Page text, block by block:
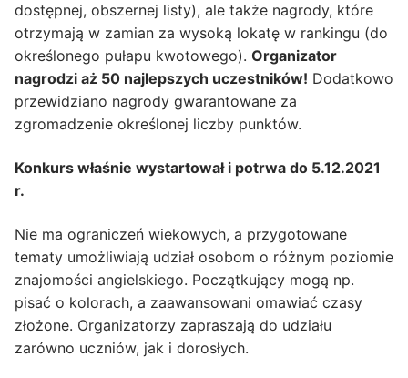
dostępnej, obszernej listy), ale także nagrody, które
otrzymają w zamian za wysoką lokatę w rankingu (do
określonego pułapu kwotowego). Organizator
nagrodzi aż 50 najlepszych uczestników! Dodatkowo
przewidziano nagrody gwarantowane za
zgromadzenie określonej liczby punktów.
Konkurs właśnie wystartował i potrwa do 5.12.2021
r.
Nie ma ograniczeń wiekowych, a przygotowane
tematy umożliwiają udział osobom o różnym poziomie
znajomości angielskiego. Początkujący mogą np.
pisać o kolorach, a zaawansowani omawiać czasy
złożone. Organizatorzy zapraszają do udziału
zarówno uczniów, jak i dorosłych.